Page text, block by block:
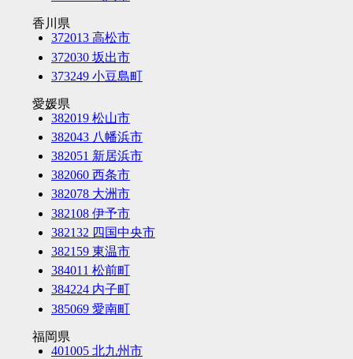
香川県
372013 高松市
372030 坂出市
373249 小豆島町
愛媛県
382019 松山市
382043 八幡浜市
382051 新居浜市
382060 西条市
382078 大洲市
382108 伊予市
382132 四国中央市
382159 東温市
384011 松前町
384224 内子町
385069 愛南町
福岡県
401005 北九州市